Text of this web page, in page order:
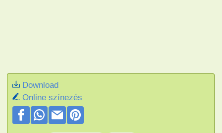
Download
Online színezés